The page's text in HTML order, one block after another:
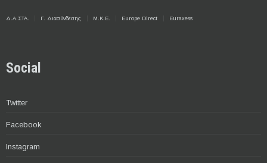
Δ.Α.ΣΤΑ. Γ. Διασύνδεσης Μ.Κ.Ε. Europe Direct Euraxess
Social
Twitter
Facebook
Instagram